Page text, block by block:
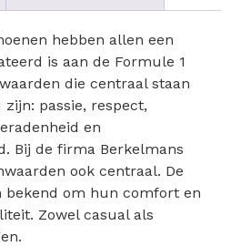
hebben allen een
is aan de Formule 1
die centraal staan
passie, respect,
en
Bij de firma Berkelmans
ook centraal. De
bekend om hun comfort en
Zowel casual als